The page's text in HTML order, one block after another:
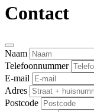
Contact
Naam
Telefoonnummer
E-mail
Adres
Postcode